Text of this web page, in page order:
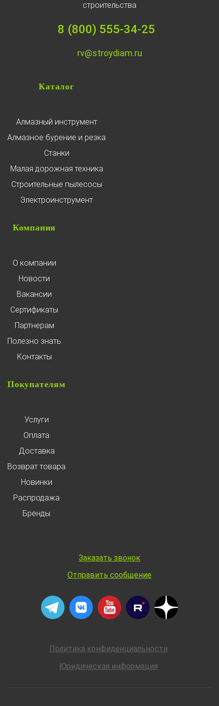
строительства
8 (800) 555-34-25
rv@stroydiam.ru
Каталог
Алмазный инструмент
Алмазное бурение и резка
Станки
Малая дорожная техника
Строительные пылесосы
Электроинструмент
Компания
О компании
Новости
Вакансии
Сертификаты
Партнерам
Полезно знать
Контакты
Покупателям
Услуги
Оплата
Доставка
Возврат товара
Новинки
Распродажа
Бренды
Заказать звонок
Отправить сообщение
Политика конфиденциальности
Юридическая информация